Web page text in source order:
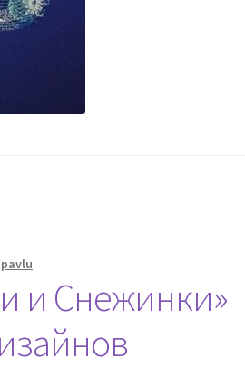
pavlu
и Снежинки»